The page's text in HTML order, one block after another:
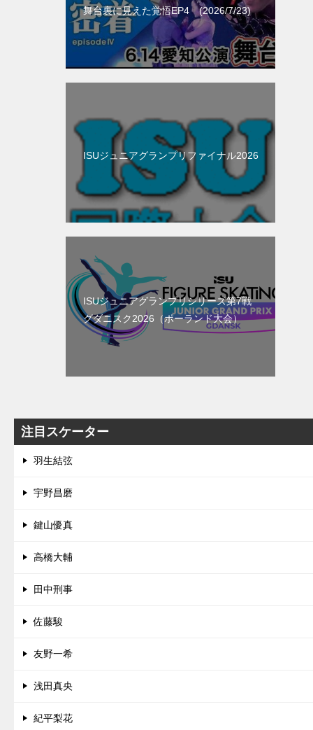
舞台裏に見えた覚悟EP4 (2026/7/23)
ISUジュニアグランプリファイナル2026
ISUジュニアグランプリシリーズ第7戦
グダニスク2026（ポーランド大会）
注目スケーター
羽生結弦
宇野昌磨
鍵山優真
高橋大輔
田中刑事
佐藤駿
友野一希
浅田真央
紀平梨花